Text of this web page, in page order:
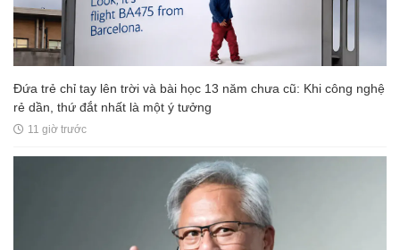
Đứa trẻ chỉ tay lên trời và bài học 13 năm chưa cũ: Khi công nghệ
rẻ dần, thứ đắt nhất là một ý tưởng
11 giờ trước